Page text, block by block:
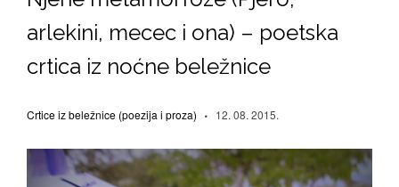
arlekini, mecec i ona) – poetska
crtica iz noćne beležnice
Crtice iz beležnice (poezija i proza) 12. 08. 2015.